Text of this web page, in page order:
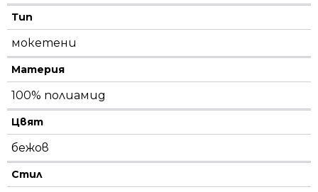
Тип
мокетени
Материя
100% полиамид
Цвят
бежов
Стил